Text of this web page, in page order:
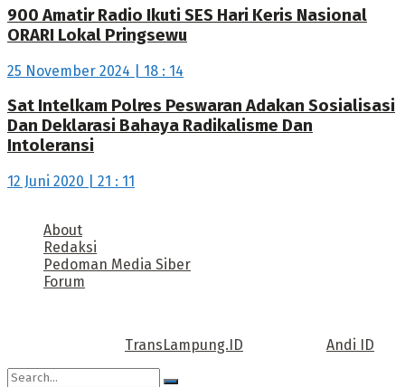
900 Amatir Radio Ikuti SES Hari Keris Nasional
ORARI Lokal Pringsewu
25 November 2024 | 18 : 14
Sat Intelkam Polres Peswaran Adakan Sosialisasi
Dan Deklarasi Bahaya Radikalisme Dan
Intoleransi
12 Juni 2020 | 21 : 11
About
Redaksi
Pedoman Media Siber
Forum
TransLampung.ID Andi ID